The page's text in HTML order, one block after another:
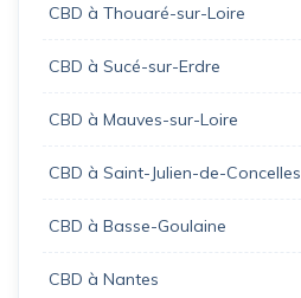
CBD à Thouaré-sur-Loire
CBD à Sucé-sur-Erdre
CBD à Mauves-sur-Loire
CBD à Saint-Julien-de-Concelles
CBD à Basse-Goulaine
CBD à Nantes